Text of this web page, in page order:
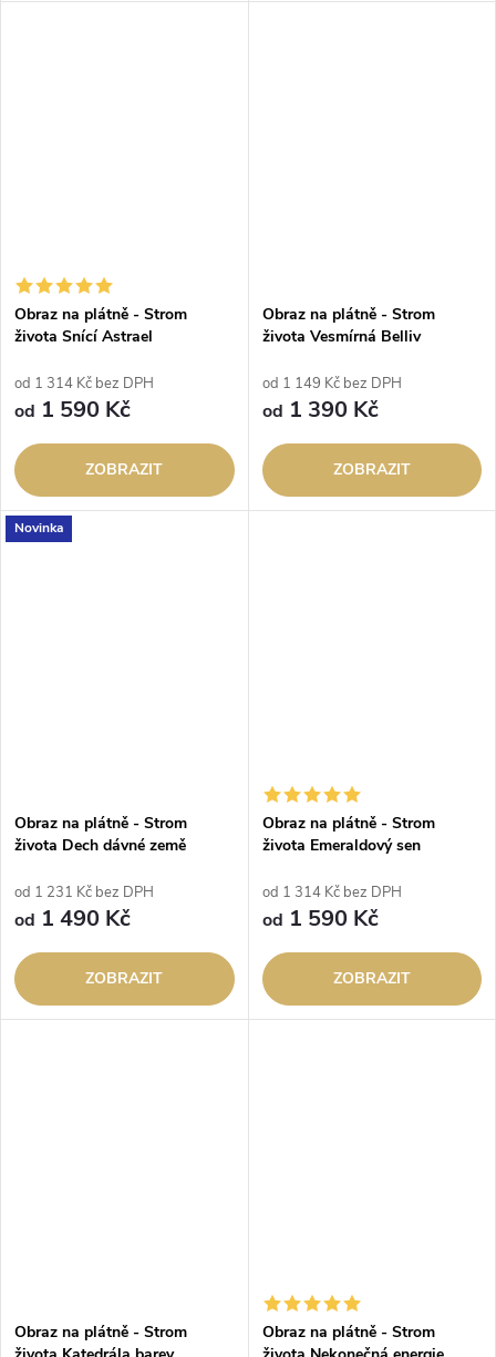
Obraz na plátně - Strom
života Snící Astrael
od 1 314 Kč bez DPH
od 1 590 Kč
ZOBRAZIT
Obraz na plátně - Strom
života Vesmírná Belliv
od 1 149 Kč bez DPH
od 1 390 Kč
ZOBRAZIT
Novinka
Obraz na plátně - Strom
života Dech dávné země
od 1 231 Kč bez DPH
od 1 490 Kč
ZOBRAZIT
Obraz na plátně - Strom
života Emeraldový sen
od 1 314 Kč bez DPH
od 1 590 Kč
ZOBRAZIT
Obraz na plátně - Strom
Obraz na plátně - Strom